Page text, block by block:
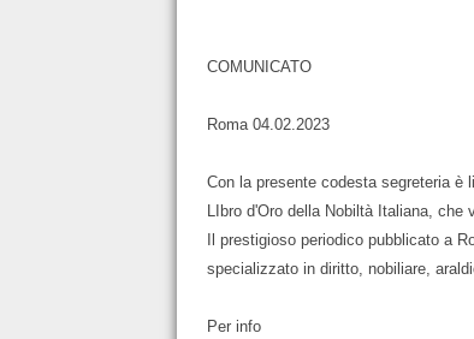
COMUNICATO
Roma 04.02.2023
Con la presente codesta segreteria è
LIbro d'Oro della Nobiltà Italiana, che
Il prestigioso periodico pubblicato a
specializzato in diritto, nobiliare,
Per info